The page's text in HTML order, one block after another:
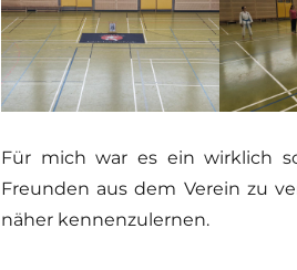
Für mich war es ein wirklich
Freunden aus dem Verein zu
näher kennenzulernen.